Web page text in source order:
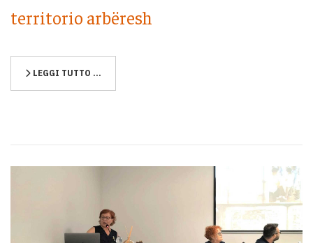
territorio arbëresh
LEGGI TUTTO …